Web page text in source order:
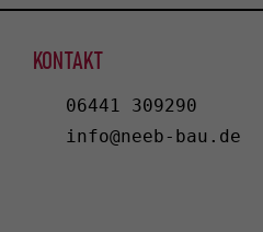
KONTAKT
06441 309290
info@neeb-bau.de